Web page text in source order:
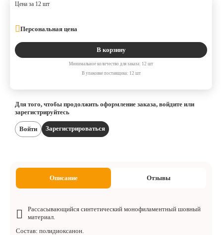
Цена за 12 шт
Персональная цена
В корзину
Минимальное количество для заказа: 12 шт
В упаковке поставщика: 12 шт
Для того, чтобы продолжить оформление заказа, войдите или
зарегистрируйтесь
Войти Зарегистрироваться
Описание Отзывы
Рассасывающийся синтетический монофиламентный шовный
материал.
Состав: полидиоксанон.